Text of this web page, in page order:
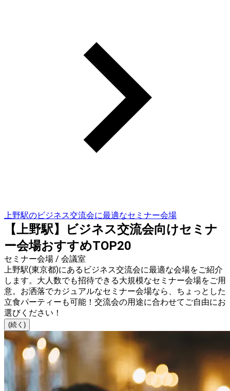
上野駅のビジネス交流会に最適なセミナー会場
【上野駅】ビジネス交流会向けセミナ
ー会場おすすめTOP20
セミナー会場 / 会議室
上野駅(東京都)にあるビジネス交流会に最適な会場をご紹介
します。大人数でも招待できる大規模なセミナー会場をご用
意。お洒落でカジュアルなセミナー会場なら、ちょっとした
立食パーティーも可能！交流会の用途に合わせてご自由にお
選びください！
(続く)